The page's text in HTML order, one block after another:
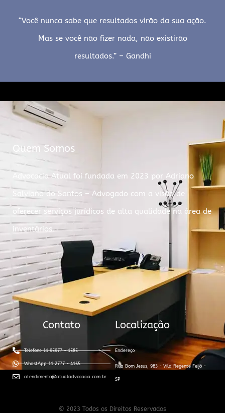
“Você nunca sabe que resultados virão da sua ação.
Mas se você não fizer nada, não existirão
resultados.” – Gandhi
Quem Somos
Advocacia Atual foi fundada em 2023 por Adriano
Salviano do Santos – Advogado com a visão de
oferecer serviços jurídicos de alta qualidade na área de
inventários.
Contato
Telefone 11 95977 - 1585
WhastApp 11 2777 - 4165
atendimento@atualadvocacia.com.br
Localização
Endereço
Rua Bom Jesus, 983 - Vila Regente Feijó -
SP
© 2023 Todos os Direitos Reservados